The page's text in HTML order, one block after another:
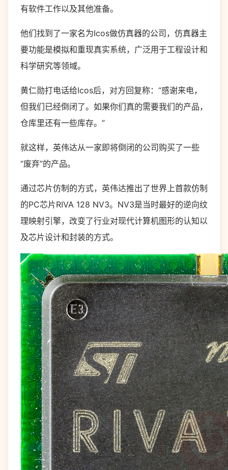
有软件工作以及其他准备。
他们找到了一家名为Icos做仿真器的公司，仿真器主
要功能是模拟和重现真实系统，广泛用于工程设计和
科学研究等领域。
黄仁勋打电话给Icos后，对方回复称：“感谢来电，
但我们已经倒闭了。如果你们真的需要我们的产品，
仓库里还有一些库存。”
就这样，英伟达从一家即将倒闭的公司购买了一些
“废弃”的产品。
通过芯片仿制的方式，英伟达推出了世界上首款仿制
的PC芯片RIVA 128 NV3。NV3是当时最好的逆向纹
理映射引擎，改变了行业对现代计算机图形的认知以
及芯片设计和封装的方式。